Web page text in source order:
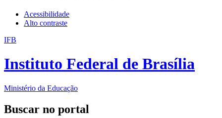
Acessibilidade
Alto contraste
IFB
Instituto Federal de Brasília
Ministério da Educação
Buscar no portal